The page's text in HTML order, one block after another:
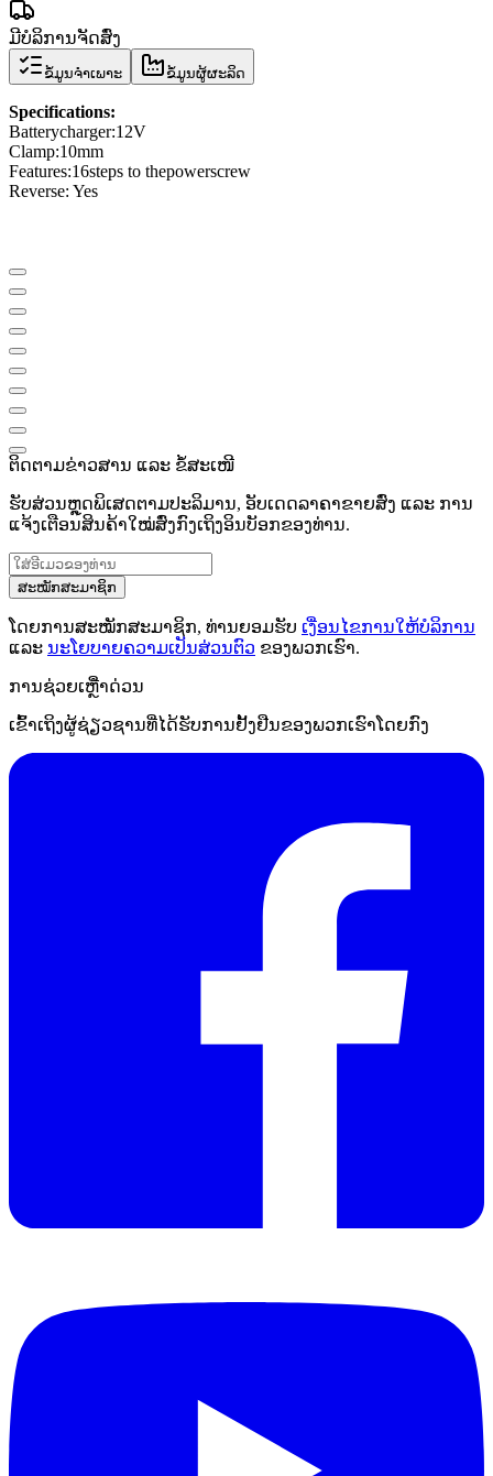
ມີບໍລິການຈັດສົ່ງ
ຂໍ້ມູນຈຳເພາະ ຂໍ້ມູນຜູ້ຜະລິດ
Specifications:
Batterycharger:12V
Clamp:10mm
Features:16steps to thepowerscrew
Reverse: Yes
ຕິດຕາມຂ່າວສານ ແລະ ຂໍ້ສະເໜີ
ຮັບສ່ວນຫຼຸດພິເສດຕາມປະລິມານ, ອັບເດດລາຄາຂາຍສົ່ງ ແລະ ການ
ແຈ້ງເຕືອນສິນຄ້າໃໝ່ສົ່ງກົງເຖິງອິນບັອກຂອງທ່ານ.
ສະໝັກສະມາຊິກ
ໂດຍການສະໝັກສະມາຊິກ, ທ່ານຍອມຮັບ ເງື່ອນໄຂການໃຫ້ບໍລິການ
ແລະ ນະໂຍບາຍຄວາມເປັນສ່ວນຕົວ ຂອງພວກເຮົາ.
ການຊ່ວຍເຫຼືໍາດ່ວນ
ເຂົ້າເຖິງຜູ້ຊ່ຽວຊານທີ່ໄດ້ຮັບການຢັ້ງຢືນຂອງພວກເຮົາໂດຍກົງ